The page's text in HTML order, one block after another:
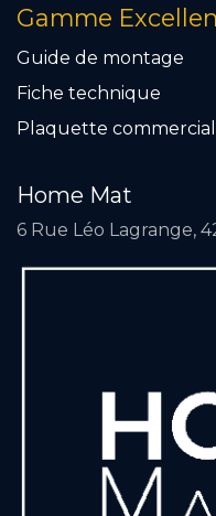
Gamme
Guide de montage
Fiche technique
Plaquette commercial
Home Mat
6 Rue Léo Lagrange,